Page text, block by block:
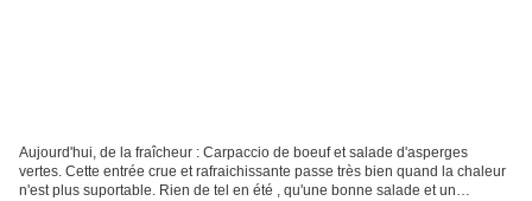
Aujourd'hui, de la fraîcheur : Carpaccio de boeuf et salade d'asperges
vertes. Cette entrée crue et rafraichissante passe très bien quand la chaleur
n'est plus suportable. Rien de tel en été , qu'une bonne salade et un